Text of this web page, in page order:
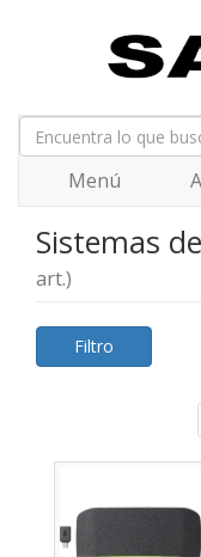
Menú
Sistemas
art.)
Filtro